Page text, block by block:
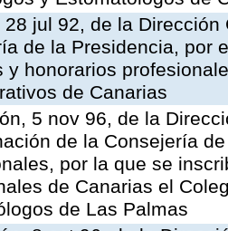
28 jul 92, de la
de la Presidencia, por
y honorarios
de Canarias
5 nov 96, de la
de la Consejería
por la que se
de Canarias el
de Las Palmas